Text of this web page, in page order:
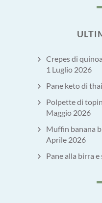
Crepes di
1 Luglio 2026
Pane keto di
Polpette di
Maggio 2026
Muffin banana
Aprile 2026
Pane alla birra e